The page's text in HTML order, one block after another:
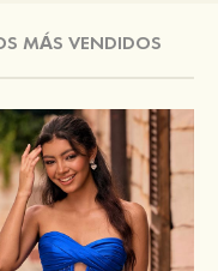
MÁS VENDIDOS